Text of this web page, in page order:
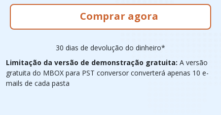
Comprar agora
30 dias de devolução do dinheiro*
Limitação da versão de demonstração gratuita: A versão
gratuita do MBOX para PST conversor converterá apenas 10 e-
mails de cada pasta